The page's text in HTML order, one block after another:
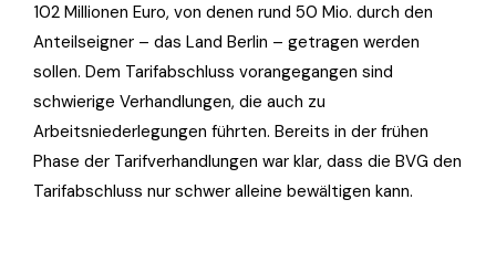
102 Millionen Euro, von denen rund 50 Mio. durch den
Anteilseigner – das Land Berlin – getragen werden
sollen. Dem Tarifabschluss vorangegangen sind
schwierige Verhandlungen, die auch zu
Arbeitsniederlegungen führten. Bereits in der frühen
Phase der Tarifverhandlungen war klar, dass die BVG den
Tarifabschluss nur schwer alleine bewältigen kann.